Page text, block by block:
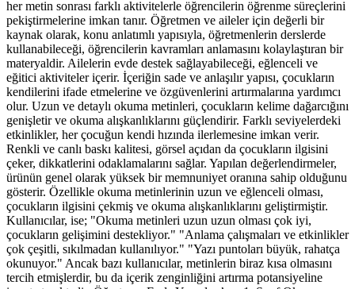
her metin sonrası farklı aktivitelerle öğrencilerin öğrenme süreçlerini
pekiştirmelerine imkan tanır. Öğretmen ve aileler için değerli bir
kaynak olarak, konu anlatımlı yapısıyla, öğretmenlerin derslerde
kullanabileceği, öğrencilerin kavramları anlamasını kolaylaştıran bir
materyaldir. Ailelerin evde destek sağlayabileceği, eğlenceli ve
eğitici aktiviteler içerir. İçeriğin sade ve anlaşılır yapısı, çocukların
kendilerini ifade etmelerine ve özgüvenlerini artırmalarına yardımcı
olur. Uzun ve detaylı okuma metinleri, çocukların kelime dağarcığını
genişletir ve okuma alışkanlıklarını güçlendirir. Farklı seviyelerdeki
etkinlikler, her çocuğun kendi hızında ilerlemesine imkan verir.
Renkli ve canlı baskı kalitesi, görsel açıdan da çocukların ilgisini
çeker, dikkatlerini odaklamalarını sağlar. Yapılan değerlendirmeler,
ürünün genel olarak yüksek bir memnuniyet oranına sahip olduğunu
gösterir. Özellikle okuma metinlerinin uzun ve eğlenceli olması,
çocukların ilgisini çekmiş ve okuma alışkanlıklarını geliştirmiştir.
Kullanıcılar, ise; "Okuma metinleri uzun uzun olması çok iyi,
çocukların gelişimini destekliyor." "Anlama çalışmaları ve etkinlikler
çok çeşitli, sıkılmadan kullanılıyor." "Yazı puntoları büyük, rahatça
okunuyor." Ancak bazı kullanıcılar, metinlerin biraz kısa olmasını
tercih etmişlerdir, bu da içerik zenginliğini artırma potansiyeline